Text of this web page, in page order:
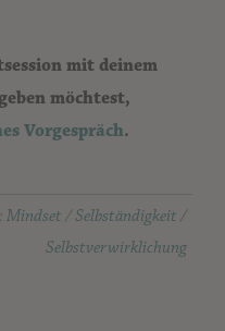
mit deinem
möchtest,
Vorgespräch.
Mindset /Selbständigkeit /
Selbstverwirklichung